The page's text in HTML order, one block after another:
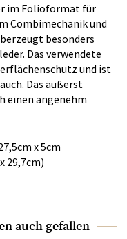
im Folioformat für
Combimechanik und
besonders
Das verwendete
und ist
Das äußerst
einen angenehm
x 5cm
29,7cm)
auch gefallen